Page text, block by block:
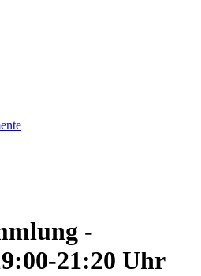
-
21:20 Uhr